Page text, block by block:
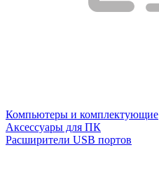
Компьютеры и комплектующие
Аксессуары для ПК
Расширители USB портов